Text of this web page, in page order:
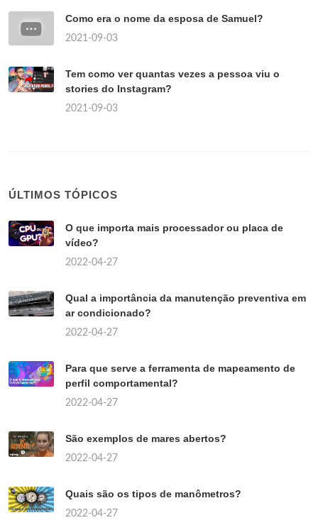
Como era o nome da esposa de Samuel?
2021-09-03
Tem como ver quantas vezes a pessoa viu o
stories do Instagram?
2021-09-03
ÚLTIMOS TÓPICOS
O que importa mais processador ou placa de
vídeo?
2022-04-27
Qual a importância da manutenção preventiva em
ar condicionado?
2022-04-27
Para que serve a ferramenta de mapeamento de
perfil comportamental?
2022-04-27
São exemplos de mares abertos?
2022-04-27
Quais são os tipos de manômetros?
2022-04-27